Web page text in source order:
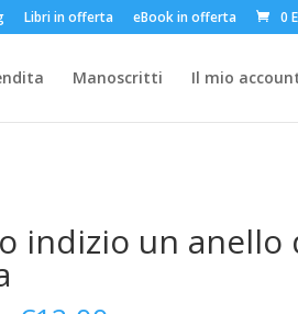
Libri in offerta eBook in offerta 0
Manoscritti Il mio
indizio un anello